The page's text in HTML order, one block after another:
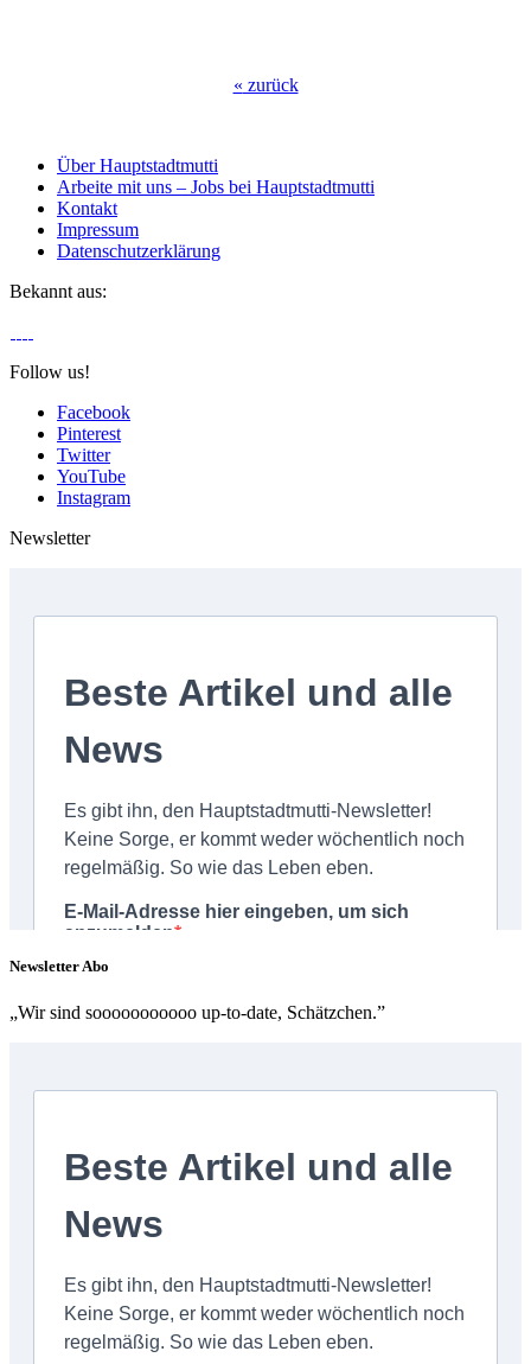
« zurück
Über Hauptstadtmutti
Arbeite mit uns – Jobs bei Hauptstadtmutti
Kontakt
Impressum
Datenschutzerklärung
Bekannt aus:
Follow us!
Facebook
Pinterest
Twitter
YouTube
Instagram
Newsletter
Newsletter Abo
„Wir sind sooooooooooo up-to-date, Schätzchen.”